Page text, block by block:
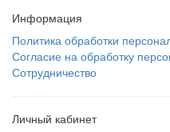
Информация
Политика обработки
Согласие на обработку
Сотрудничество
Личный кабинет